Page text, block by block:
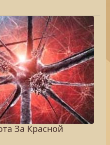
За Красной